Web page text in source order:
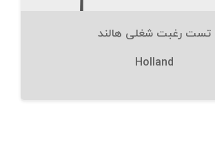
تست رغبت شغلی هالند
Holland